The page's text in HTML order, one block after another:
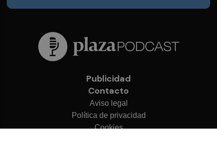
Publicidad
Contacto
Aviso legal
Política de privacidad
Cookies